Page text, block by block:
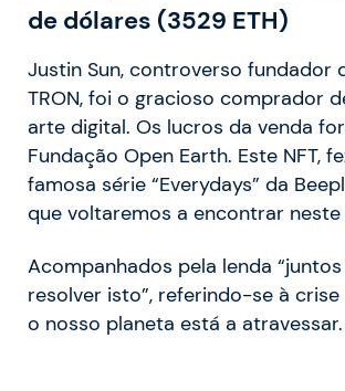
de dólares (3529 ETH)
Justin Sun, controverso fundador
TRON, foi o gracioso comprador
arte digital. Os lucros da venda
Fundação Open Earth. Este NFT,
famosa série “Everydays” da
que voltaremos a encontrar neste
Acompanhados pela lenda
resolver isto”, referindo-se à
o nosso planeta está a atravessar.